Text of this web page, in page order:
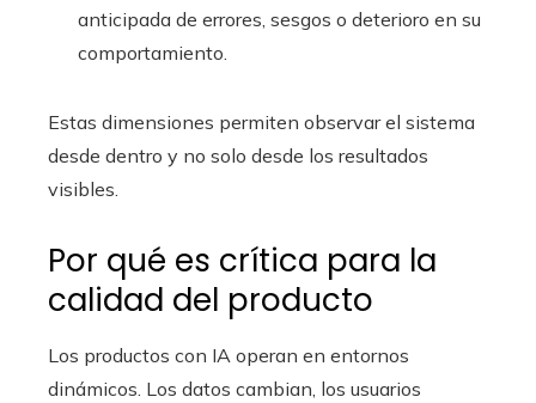
anticipada de errores, sesgos o deterioro en su
comportamiento.
Estas dimensiones permiten observar el sistema
desde dentro y no solo desde los resultados
visibles.
Por qué es crítica para la
calidad del producto
Los productos con IA operan en entornos
dinámicos. Los datos cambian, los usuarios